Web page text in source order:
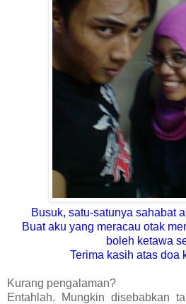
Busuk, satu-satunya sahabat
Buat aku yang meracau otak
boleh ketawa
Terima kasih atas doa
Kurang pengalaman?
Entahlah. Mungkin disebabkan